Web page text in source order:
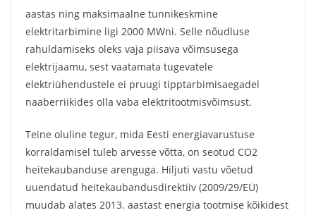
aastas ning maksimaalne tunnikeskmine
elektritarbimine ligi 2000 MWni. Selle nõudluse
rahuldamiseks oleks vaja piisava võimsusega
elektrijaamu, sest vaatamata tugevatele
elektriühendustele ei pruugi tipptarbimisaegadel
naaberriikides olla vaba elektritootmisvõimsust.
Teine oluline tegur, mida Eesti energiavarustuse
korraldamisel tuleb arvesse võtta, on seotud CO2
heitekaubanduse arenguga. Hiljuti vastu võetud
uuendatud heitekaubandusdirektiiv (2009/29/EÜ)
muudab alates 2013. aastast energia tootmise kõikidest